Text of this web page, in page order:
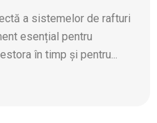
a sistemelor de rafturi
esențial pentru
în timp și pentru...